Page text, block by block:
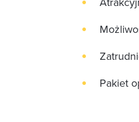
Pakiet